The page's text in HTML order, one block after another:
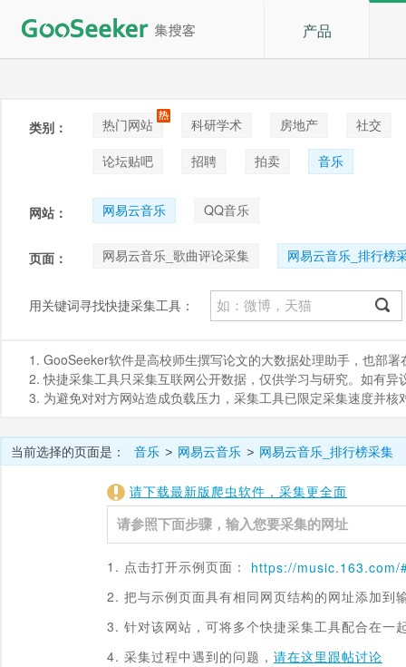
产品
类别： 热门网站 科研学术 房地产
社交
论坛贴吧
招聘 拍卖 音乐
网站： 网易云音乐 QQ音乐
页面： 网易云音乐_歌曲评论采集
网易云音乐_排行榜
网易云音乐_歌手专辑列表采集
网易云音乐_专
用关键词寻找快捷采集工具：
1. GooSeeker软件是高校师生撰写论文的大数据处理助手，也部
2. 快捷采集工具只采集互联网公开数据，仅供学习与研究。如有
3. 为避免对对方网站造成负载压力，采集工具已限定采集速度并
当前选择的页面是： 音乐 > 网易云音乐 > 网易云音乐_排行榜采集
请下载最新版爬虫软件，采集更全面
1. 点击打开示例页面： https://music.163.com/
2. 把与示例页面具有相同网页结构的网址添加到
3. 针对该网站，可将多个快捷采集工具配合在一
4. 采集过程中遇到的问题， 请在这里跟帖讨论